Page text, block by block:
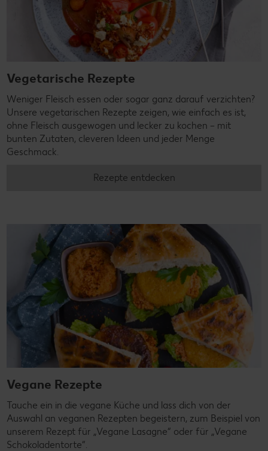
Vegetarische Rezepte
Weniger Fleisch essen oder sogar ganz darauf verzichten?
Unsere vegetarischen Rezepte zeigen, wie einfach es ist,
ohne Fleisch ausgewogen und lecker zu kochen – mit
bunten Zutaten, cleveren Ideen und jeder Menge
Geschmack.
Rezepte entdecken
Vegane Rezepte
Tauche ein in die vegane Küche und lass dich von der
Auswahl an veganen Rezepten begeistern, zum Beispiel von
unserem Rezept für „Vegane Lasagne“ oder für „Vegane
Schokoladentorte“.